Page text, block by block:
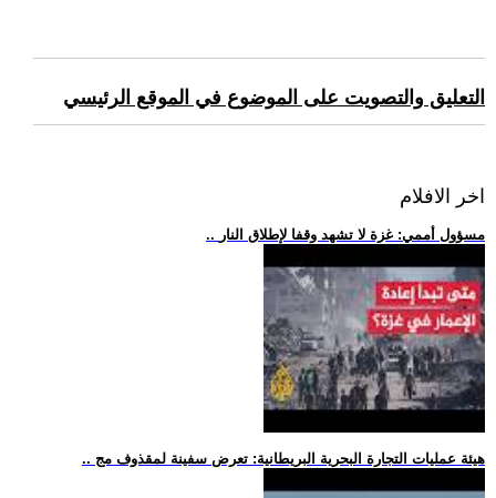
التعليق والتصويت على الموضوع في الموقع الرئيسي
اخر الافلام
.. مسؤول أممي: غزة لا تشهد وقفا لإطلاق النار
.. هيئة عمليات التجارة البحرية البريطانية: تعرض سفينة لمقذوف مج